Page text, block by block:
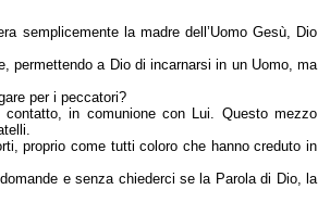
semplicemente la madre dell’Uomo Gesù, Dio
permettendo a Dio di incarnarsi in un Uomo, ma
per i peccatori?
in comunione con Lui. Questo mezzo
proprio come tutti coloro che hanno creduto in
e senza chiederci se la Parola di Dio, la